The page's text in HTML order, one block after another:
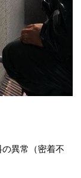
異常（密着不